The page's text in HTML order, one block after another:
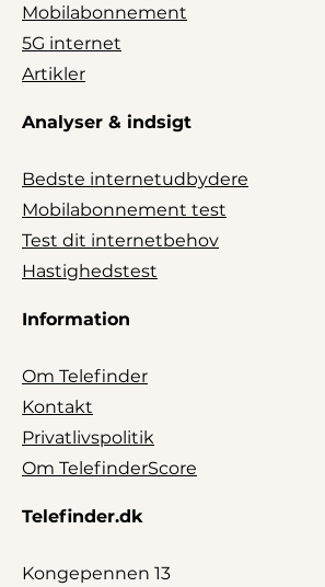
Mobilabonnement
5G internet
Artikler
Analyser & indsigt
Bedste internetudbydere
Mobilabonnement test
Test dit internetbehov
Hastighedstest
Information
Om Telefinder
Kontakt
Privatlivspolitik
Om TelefinderScore
Telefinder.dk
Kongepennen 13